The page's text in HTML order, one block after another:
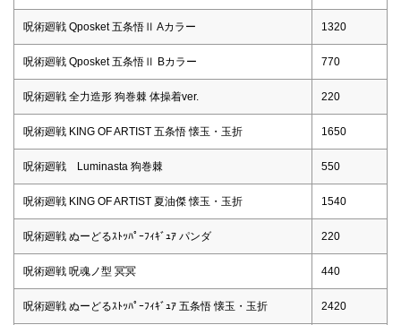
呪術廻戦 Qposket 五条悟Ⅱ Aカラー 1320
呪術廻戦 Qposket 五条悟Ⅱ Bカラー 770
呪術廻戦 全力造形 狗巻棘 体操着ver. 220
呪術廻戦 KING OF ARTIST 五条悟 懐玉・玉折 1650
呪術廻戦 Luminasta 狗巻棘 550
呪術廻戦 KING OF ARTIST 夏油傑 懐玉・玉折 1540
呪術廻戦 ぬーどるｽﾄｯﾊﾟｰﾌｨｷﾞｭｱ パンダ 220
呪術廻戦 呪魂ノ型 冥冥 440
呪術廻戦 ぬーどるｽﾄｯﾊﾟｰﾌｨｷﾞｭｱ 五条悟 懐玉・玉折 2420